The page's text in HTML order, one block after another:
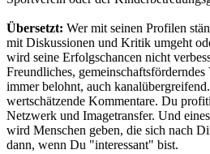
Übersetzt: Wer mit seinen Profilen
mit Diskussionen und Kritik umgeht
wird seine Erfolgschancen nicht
Freundliches,
immer belohnt, auch
wertschätzende Kommentare. Du
Netzwerk und Imagetransfer. Und
wird Menschen geben, die sich nach
dann, wenn Du "interessant" bist.